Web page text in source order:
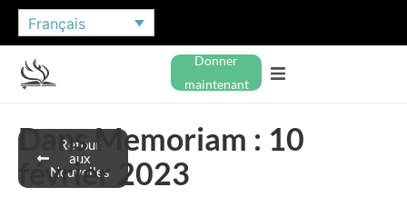
Français
Donner
maintenant
Retour
aux
Nouvelles
Dans Memoriam : 10
février 2023